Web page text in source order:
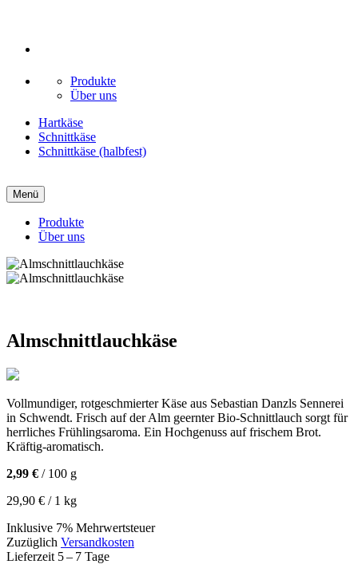
Produkte
Über uns
Hartkäse
Schnittkäse
Schnittkäse (halbfest)
Menü
Produkte
Über uns
Almschnittlauchkäse
Vollmundiger, rotgeschmierter Käse aus Sebastian Danzls Sennerei
in Schwendt. Frisch auf der Alm geernter Bio-Schnittlauch sorgt für
herrliches Frühlingsaroma. Ein Hochgenuss auf frischem Brot.
Kräftig-aromatisch.
2,99 € / 100 g
29,90 € / 1 kg
Inklusive 7% Mehrwertsteuer
Zuzüglich Versandkosten
Lieferzeit 5 – 7 Tage